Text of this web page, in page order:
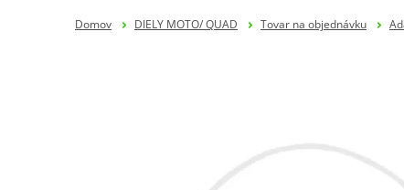
Domov DIELY MOTO/ QUAD Tovar na objednávku